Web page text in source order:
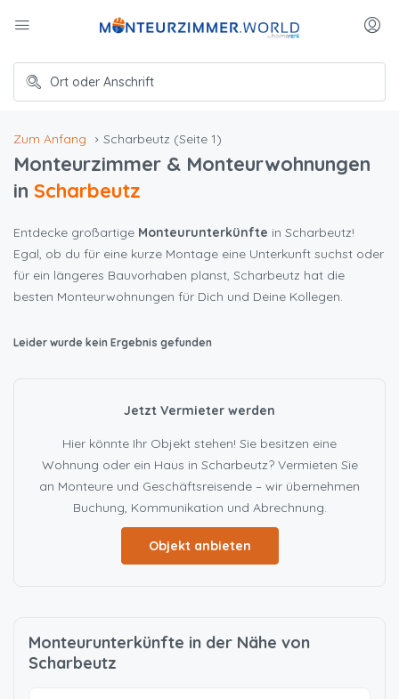
Zum Anfang Scharbeutz (Seite 1)
Monteurzimmer & Monteurwohnungen
in Scharbeutz
Entdecke großartige Monteurunterkünfte in Scharbeutz!
Egal, ob du für eine kurze Montage eine Unterkunft suchst oder
für ein längeres Bauvorhaben planst, Scharbeutz hat die
besten Monteurwohnungen für Dich und Deine Kollegen.
Leider wurde kein Ergebnis gefunden
Jetzt Vermieter werden
Hier könnte Ihr Objekt stehen! Sie besitzen eine
Wohnung oder ein Haus in Scharbeutz? Vermieten Sie
an Monteure und Geschäftsreisende – wir übernehmen
Buchung, Kommunikation und Abrechnung.
Objekt anbieten
Monteurunterkünfte in der Nähe von
Scharbeutz